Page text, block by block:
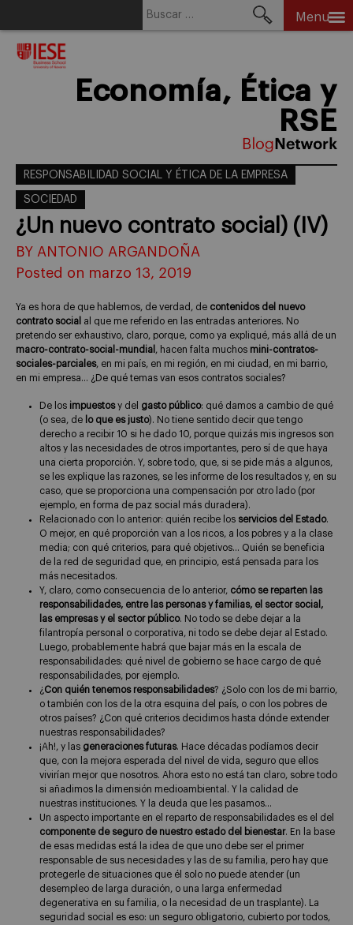
Menu
Economía, Ética y
RSE
RESPONSABILIDAD SOCIAL Y ÉTICA DE LA EMPRESA
SOCIEDAD
¿Un nuevo contrato social) (IV)
BY ANTONIO ARGANDOÑA
Posted on marzo 13, 2019
Ya es hora de que hablemos, de verdad, de contenidos del nuevo
contrato social al que me referido en las entradas anteriores. No
pretendo ser exhaustivo, claro, porque, como ya expliqué, más allá de un
macro-contrato-social-mundial , hacen falta muchos mini-contratos-
sociales-parciales, en mi país, en mi región, en mi ciudad, en mi barrio,
en mi empresa… ¿De qué temas van esos contratos sociales?
De los impuestosy del gasto público: qué damos a cambio de qué
(o sea, de lo que es justo). No tiene sentido decir que tengo
derecho a recibir 10 si he dado 10, porque quizás mis ingresos son
altos y las necesidades de otros importantes, pero sí de que haya
una cierta proporción. Y, sobre todo, que, si se pide más a algunos,
se les explique las razones, se les informe de los resultados y, en su
caso, que se proporciona una compensación por otro lado (por
ejemplo, en forma de paz social más duradera).
Relacionado con lo anterior: quién recibe los servicios del Estado.
O mejor, en qué proporción van a los ricos, a los pobres y a la clase
media; con qué criterios, para qué objetivos… Quién se beneficia
de la red de seguridad que, en principio, está pensada para los
más necesitados.
Y, claro, como consecuencia de lo anterior, cómo se reparten las
responsabilidades, entre las personas y familias, el sector social,
las empresas y el sector público. No todo se debe dejar a la
filantropía personal o corporativa, ni todo se debe dejar al Estado.
Luego, probablemente habrá que bajar más en la escala de
responsabilidades: qué nivel de gobierno se hace cargo de qué
responsabilidades, por ejemplo.
¿ Con quién tenemos responsabilidades? ¿Solo con los de mi barrio,
o también con los de la otra esquina del país, o con los pobres de
otros países? ¿Con qué criterios decidimos hasta dónde extender
nuestras responsabilidades?
¡Ah!, y las generaciones futuras. Hace décadas podíamos decir
que, con la mejora esperada del nivel de vida, seguro que ellos
vivirían mejor que nosotros. Ahora esto no está tan claro, sobre todo
si añadimos la dimensión medioambiental. Y la calidad de
nuestras instituciones. Y la deuda que les pasamos…
Un aspecto importante en el reparto de responsabilidades es el del
componente de seguro de nuestro estado del bienestar. En la base
de esas medidas está la idea de que uno debe ser el primer
responsable de sus necesidades y las de su familia, pero hay que
protegerle de situaciones que él solo no puede atender (un
desempleo de larga duración, o una larga enfermedad
degenerativa en su familia, o la necesidad de un trasplante). La
seguridad social es eso: un seguro obligatorio, cubierto por todos,